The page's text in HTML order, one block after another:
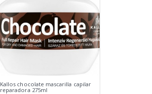
Kallos chocolate mascarilla capilar
reparadora 275ml